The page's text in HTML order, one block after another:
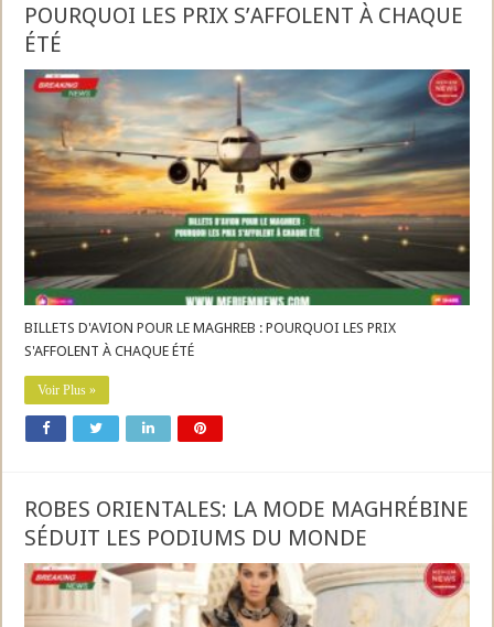
POURQUOI LES PRIX S’AFFOLENT À CHAQUE
ÉTÉ
BILLETS D'AVION POUR LE MAGHREB : POURQUOI LES PRIX
S'AFFOLENT À CHAQUE ÉTÉ
Voir Plus »
ROBES ORIENTALES: LA MODE MAGHRÉBINE
SÉDUIT LES PODIUMS DU MONDE